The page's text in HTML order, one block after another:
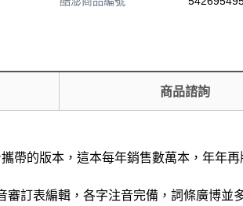
商品諮詢
帶的版本，這本每年銷售數萬本，年年
訂表編輯，各字注音完備，詞條廣博並